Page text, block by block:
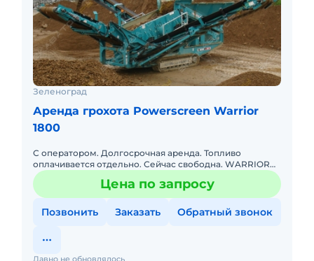
Зеленоград
Аренда грохота Powerscreen Warrior
1800
С оператором. Долгосрочная аренда. Топливо
оплачивается отдельно. Сейчас свободна. WARRIOR
1800. Первичный двухдековый грохот. Просевная 4.88
на 1.52, приемныйЦена по запросу
Позвонить Заказать Обратный звонок
Давно не обновлялось